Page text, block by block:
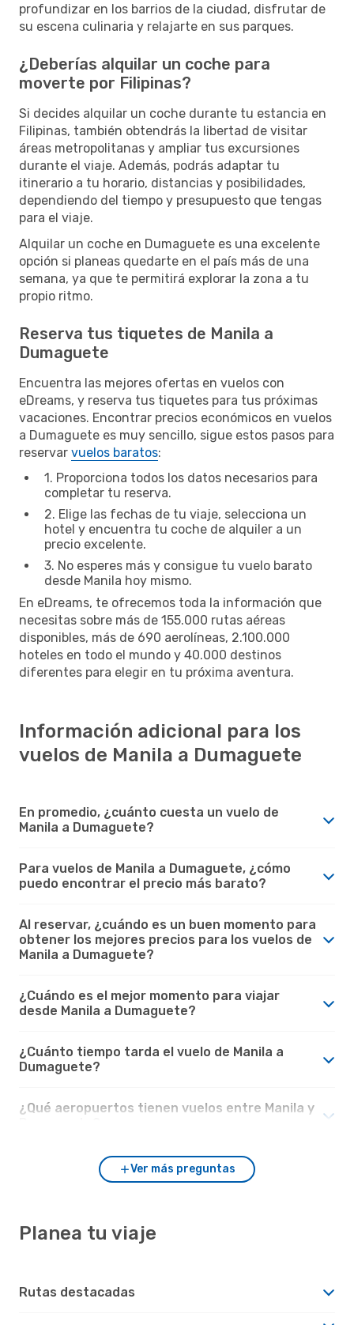
profundizar en los barrios de la ciudad, disfrutar de
su escena culinaria y relajarte en sus parques.
¿Deberías alquilar un coche para
moverte por Filipinas?
Si decides alquilar un coche durante tu estancia en
Filipinas, también obtendrás la libertad de visitar
áreas metropolitanas y ampliar tus excursiones
durante el viaje. Además, podrás adaptar tu
itinerario a tu horario, distancias y posibilidades,
dependiendo del tiempo y presupuesto que tengas
para el viaje.
Alquilar un coche en Dumaguete es una excelente
opción si planeas quedarte en el país más de una
semana, ya que te permitirá explorar la zona a tu
propio ritmo.
Reserva tus tiquetes de Manila a
Dumaguete
Encuentra las mejores ofertas en vuelos con
eDreams, y reserva tus tiquetes para tus próximas
vacaciones. Encontrar precios económicos en vuelos
a Dumaguete es muy sencillo, sigue estos pasos para
reservar vuelos baratos:
1. Proporciona todos los datos necesarios para
completar tu reserva.
2. Elige las fechas de tu viaje, selecciona un
hotel y encuentra tu coche de alquiler a un
precio excelente.
3. No esperes más y consigue tu vuelo barato
desde Manila hoy mismo.
En eDreams, te ofrecemos toda la información que
necesitas sobre más de 155.000 rutas aéreas
disponibles, más de 690 aerolíneas, 2.100.000
hoteles en todo el mundo y 40.000 destinos
diferentes para elegir en tu próxima aventura.
Información adicional para los
vuelos de Manila a Dumaguete
En promedio, ¿cuánto cuesta un vuelo de
Manila a Dumaguete?
Para vuelos de Manila a Dumaguete, ¿cómo
puedo encontrar el precio más barato?
Al reservar, ¿cuándo es un buen momento para
obtener los mejores precios para los vuelos de
Manila a Dumaguete?
¿Cuándo es el mejor momento para viajar
desde Manila a Dumaguete?
¿Cuánto tiempo tarda el vuelo de Manila a
Dumaguete?
¿Qué aeropuertos tienen vuelos entre Manila y
Ver más preguntas
Planea tu viaje
Rutas destacadas